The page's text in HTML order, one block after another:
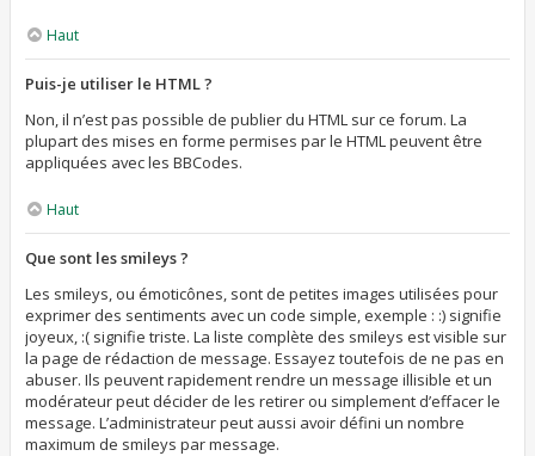
Haut
Puis-je utiliser le HTML ?
Non, il n’est pas possible de publier du HTML sur ce forum. La
plupart des mises en forme permises par le HTML peuvent être
appliquées avec les BBCodes.
Haut
Que sont les smileys ?
Les smileys, ou émoticônes, sont de petites images utilisées pour
exprimer des sentiments avec un code simple, exemple : :) signifie
joyeux, :( signifie triste. La liste complète des smileys est visible sur
la page de rédaction de message. Essayez toutefois de ne pas en
abuser. Ils peuvent rapidement rendre un message illisible et un
modérateur peut décider de les retirer ou simplement d’effacer le
message. L’administrateur peut aussi avoir défini un nombre
maximum de smileys par message.